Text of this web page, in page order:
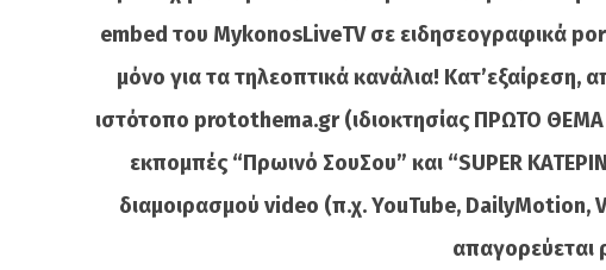
embed του MykonosLiveTV σε ειδησεογραφικά
μόνο για τα τηλεοπτικά κανάλια!
ιστότοπο protothema.gr (ιδιοκτησίας ΠΡΩΤΟ ΘΕΜΑ
εκπομπές “Πρωινό ΣουΣου” και “SUPER
διαμοιρασμού video (π.χ. YouTube, DailyMotion,
απαγορεύεται